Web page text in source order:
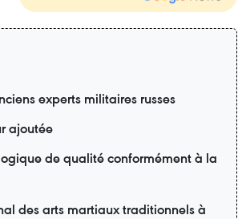
experts militaires russes
ajoutée
de qualité conformément à la
des arts martiaux traditionnels à